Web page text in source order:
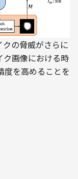
の脅威がさらに
ク画像における時
度を高めることを